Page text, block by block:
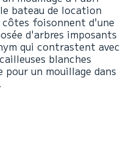
bateau de location
côtes foisonnent d'une
d'arbres imposants
qui contrastent avec
blanches
un mouillage dans